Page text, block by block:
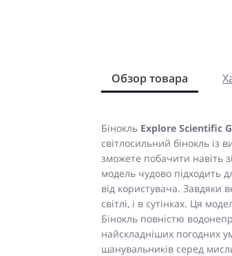
Обзор товара
Бінокль Explore Scientific
світлосильний бінокль із
зможете побачити навіть
модель чудово підходить
від користувача. Завдяки
світлі, і в сутінках. Ця
Бінокль повністю
найскладніших погодних
шанувальників серед